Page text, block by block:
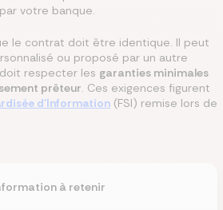
votre banque.
le contrat doit être identique. Il peut
ou proposé par un autre
doit respecter les garanties minimales
prêteur. Ces exigences figurent
d'Information (FSI) remise lors de
à retenir